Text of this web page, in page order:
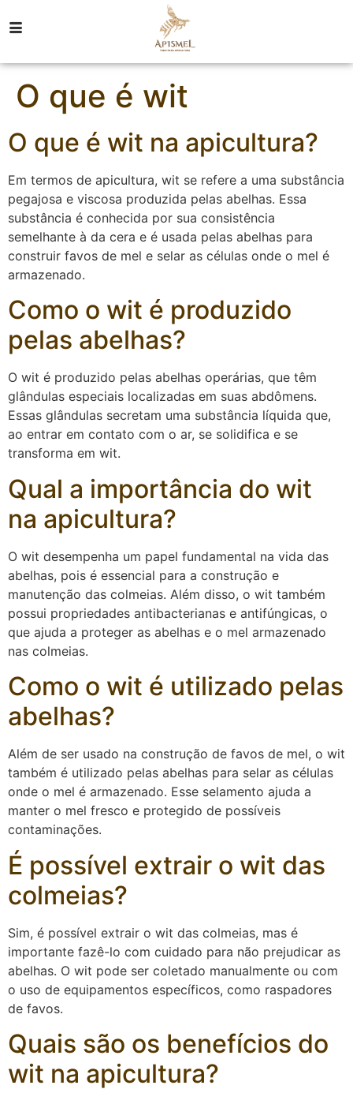
O que é wit
O que é wit na apicultura?
Em termos de apicultura, wit se refere a uma substância
pegajosa e viscosa produzida pelas abelhas. Essa
substância é conhecida por sua consistência
semelhante à da cera e é usada pelas abelhas para
construir favos de mel e selar as células onde o mel é
armazenado.
Como o wit é produzido
pelas abelhas?
O wit é produzido pelas abelhas operárias, que têm
glândulas especiais localizadas em suas abdômens.
Essas glândulas secretam uma substância líquida que,
ao entrar em contato com o ar, se solidifica e se
transforma em wit.
Qual a importância do wit
na apicultura?
O wit desempenha um papel fundamental na vida das
abelhas, pois é essencial para a construção e
manutenção das colmeias. Além disso, o wit também
possui propriedades antibacterianas e antifúngicas, o
que ajuda a proteger as abelhas e o mel armazenado
nas colmeias.
Como o wit é utilizado pelas
abelhas?
Além de ser usado na construção de favos de mel, o wit
também é utilizado pelas abelhas para selar as células
onde o mel é armazenado. Esse selamento ajuda a
manter o mel fresco e protegido de possíveis
contaminações.
É possível extrair o wit das
colmeias?
Sim, é possível extrair o wit das colmeias, mas é
importante fazê-lo com cuidado para não prejudicar as
abelhas. O wit pode ser coletado manualmente ou com
o uso de equipamentos específicos, como raspadores
de favos.
Quais são os benefícios do
wit na apicultura?